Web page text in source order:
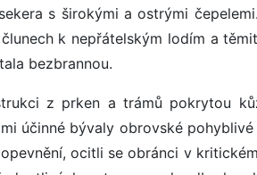
s širokými a ostrými
k nepřátelským lodím a
bezbrannou.
z prken a trámů pokrytou
účinné bývaly obrovské
ocitli se obránci v